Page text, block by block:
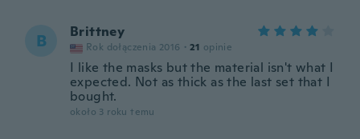
B Brittney
Rok dołączenia 2016 · 21 opinie
I like the masks but the material isn't what I
expected. Not as thick as the last set that I
bought.
około 3 roku temu